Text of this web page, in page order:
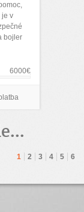
je v
bojler
6000€
1 2 3 4 5 6